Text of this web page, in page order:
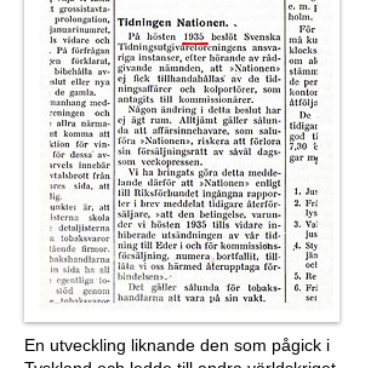
En utveckling liknande den som pågick i